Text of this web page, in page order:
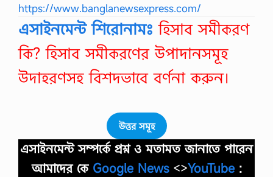
https://www.banglanewsexpress.com/
এসাইনমেন্ট শিরোনামঃ হিসাব সমীকরণ
কি? হিসাব সমীকরণের উপাদানসমূহ
উদাহরণসহ বিশদভাবে বর্ণনা করুন।
উত্তর সমূহ
এসাইনমেন্ট সম্পর্কে প্রশ্ন ও মতামত জানাতে পারেন
আমাদের কে Google News<>YouTube :